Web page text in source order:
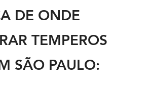
DE ONDE
TEMPEROS
SÃO PAULO: